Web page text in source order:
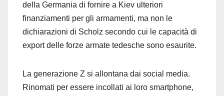
della Germania di fornire a Kiev ulteriori
finanziamenti per gli armamenti, ma non le
dichiarazioni di Scholz secondo cui le capacità di
export delle forze armate tedesche sono esaurite.
La generazione Z si allontana dai social media.
Rinomati per essere incollati ai loro smartphone,